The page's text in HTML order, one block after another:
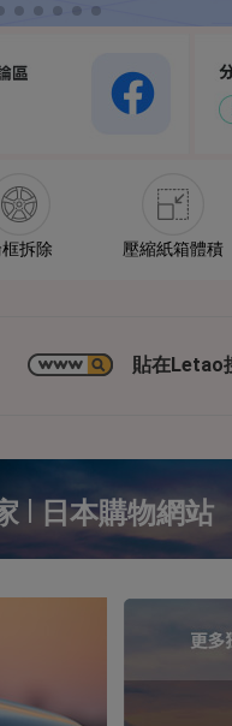
拆除 壓縮紙箱體積
貼在Letao
|日本購物網站